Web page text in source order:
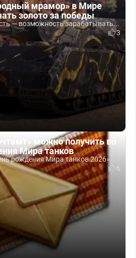
мрамор» в Мире
золото за победы
— возможность зарабатывать...
3
можно получить во
Мира танков
рождения Мира танков 2026»...
6